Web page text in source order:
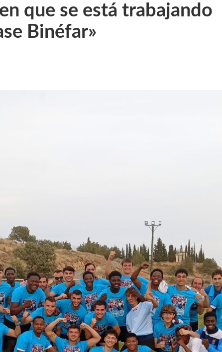
que se está trabajando
Binéfar»